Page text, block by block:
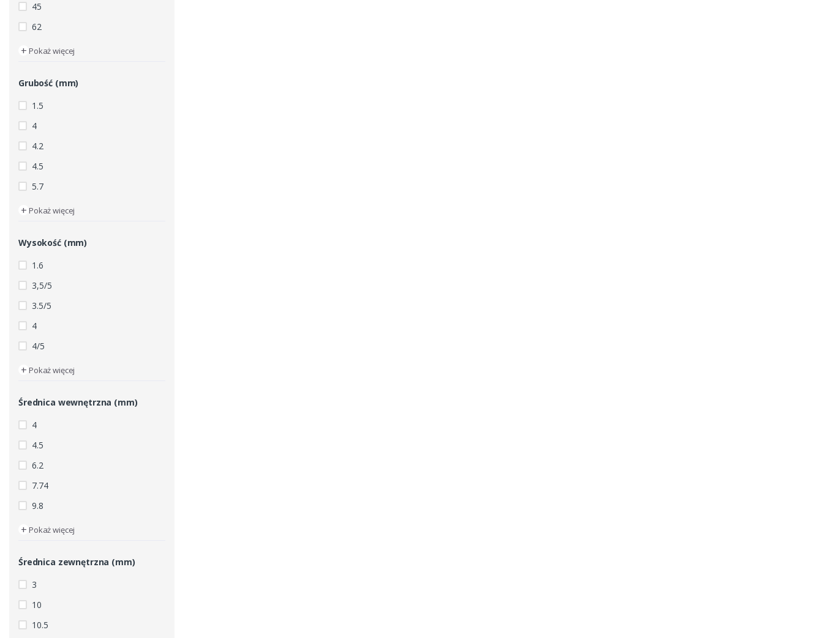
45
62
+ Pokaż więcej
Grubość (mm)
1.5
4
4.2
4.5
5.7
+ Pokaż więcej
Wysokość (mm)
1.6
3,5/5
3.5/5
4
4/5
+ Pokaż więcej
Średnica wewnętrzna (mm)
4
4.5
6.2
7.74
9.8
+ Pokaż więcej
Średnica zewnętrzna (mm)
3
10
10.5